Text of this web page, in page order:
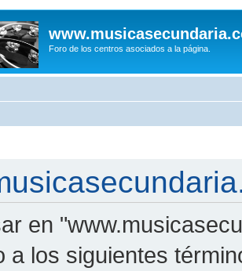
Foro de los centros asociados a la página.
en
a los siguientes